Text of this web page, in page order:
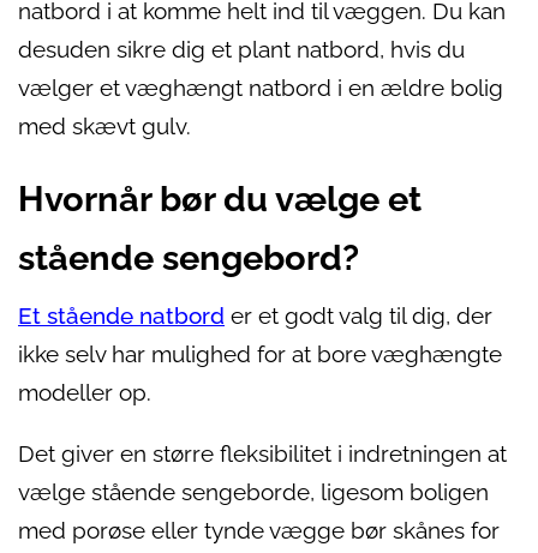
natbord i at komme helt ind til væggen. Du kan
desuden sikre dig et plant natbord, hvis du
vælger et væghængt natbord i en ældre bolig
med skævt gulv.
Hvornår bør du vælge et
stående sengebord?
Et stående natbord er et godt valg til dig, der
ikke selv har mulighed for at bore væghængte
modeller op.
Det giver en større fleksibilitet i indretningen at
vælge stående sengeborde, ligesom boligen
med porøse eller tynde vægge bør skånes for